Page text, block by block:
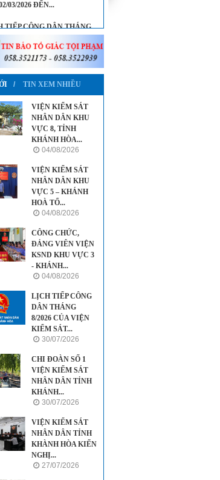
03/2026 ĐẾN...
TIẾP CÔNG DÂN THÁNG
VIỆN KIỂM SÁT...
TIẾP CÔNG DÂN THÁNG
VIỆN TRƯỞNG...
TIN XEM NHIỀU
VIỆN KIỂM SÁT
NHÂN DÂN KHU
VỰC 8, TỈNH
KHÁNH HÒA...
04/08/2026
VIỆN KIỂM SÁT
NHÂN DÂN KHU
VỰC 5 – KHÁNH
HOÀ TỔ...
04/08/2026
CÔNG CHỨC,
ĐẢNG VIÊN VIỆN
KSND KHU VỰC 3
- KHÁNH...
04/08/2026
LỊCH TIẾP CÔNG
DÂN THÁNG
8/2026 CỦA VIỆN
KIỂM SÁT...
30/07/2026
CHI ĐOÀN SỐ 1
VIỆN KIỂM SÁT
NHÂN DÂN TỈNH
KHÁNH...
30/07/2026
VIỆN KIỂM SÁT
NHÂN DÂN TỈNH
KHÀNH HÒA KIẾN
NGHỊ...
27/07/2026